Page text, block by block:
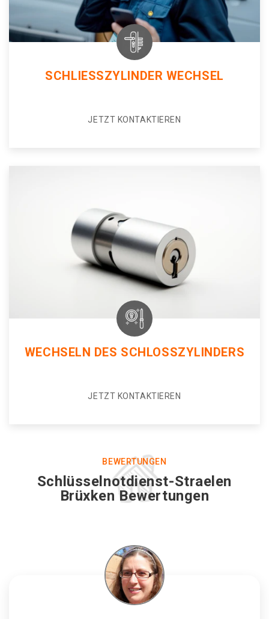
SCHLIESSZYLINDER WECHSEL
JETZT KONTAKTIEREN
WECHSELN DES SCHLOSSZYLINDERS
JETZT KONTAKTIEREN
BEWERTUNGEN
Schlüsselnotdienst-Straelen
Brüxken Bewertungen